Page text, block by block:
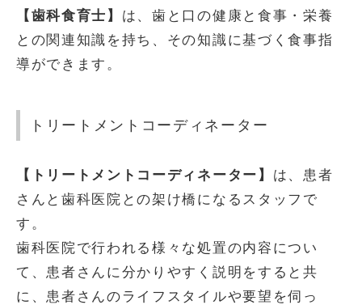
【歯科食育士】 は、歯と口の健康と食事・栄養
との関連知識を持ち、その知識に基づく食事指
導ができます。
トリートメントコーディネーター
【トリートメントコーディネーター】 は、患者
さんと歯科医院との架け橋になるスタッフで
す。
歯科医院で行われる様々な処置の内容につい
て、患者さんに分かりやすく説明をすると共
に、患者さんのライフスタイルや要望を伺っ